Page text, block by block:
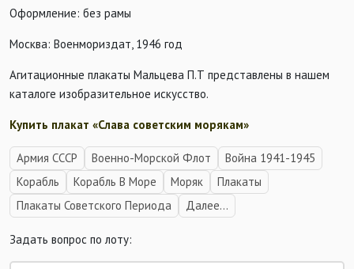
Оформление: без рамы
Москва: Военмориздат, 1946 год
Агитационные плакаты Мальцева П.Т представлены в нашем
каталоге изобразительное искусство.
Купить плакат «Слава советским морякам»
Армия СССР Военно-Морской Флот
Война 1941-1945
Корабль
Корабль В Море Моряк
Плакаты
Плакаты Советского Периода
Далее...
Задать вопрос по лоту: